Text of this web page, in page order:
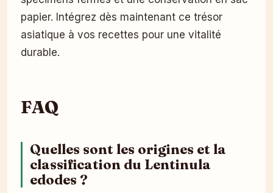
papier. Intégrez dès maintenant ce trésor
asiatique à vos recettes pour une vitalité
durable.
FAQ
Quelles sont les origines et la
classification du Lentinula
edodes ?